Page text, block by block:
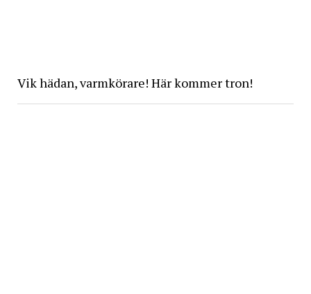
Vik hädan, varmkörare! Här kommer tron!